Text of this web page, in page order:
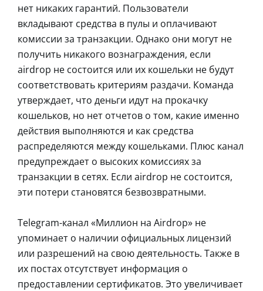
нет никаких гарантий. Пользователи
вкладывают средства в пулы и оплачивают
комиссии за транзакции. Однако они могут не
получить никакого вознаграждения, если
airdrop не состоится или их кошельки не будут
соответствовать критериям раздачи. Команда
утверждает, что деньги идут на прокачку
кошельков, но нет отчетов о том, какие именно
действия выполняются и как средства
распределяются между кошельками. Плюс канал
предупреждает о высоких комиссиях за
транзакции в сетях. Если airdrop не состоится,
эти потери становятся безвозвратными.
Telegram-канал «Миллион на Airdrop» не
упоминает о наличии официальных лицензий
или разрешений на свою деятельность. Также в
их постах отсутствует информация о
предоставлении сертификатов. Это увеличивает